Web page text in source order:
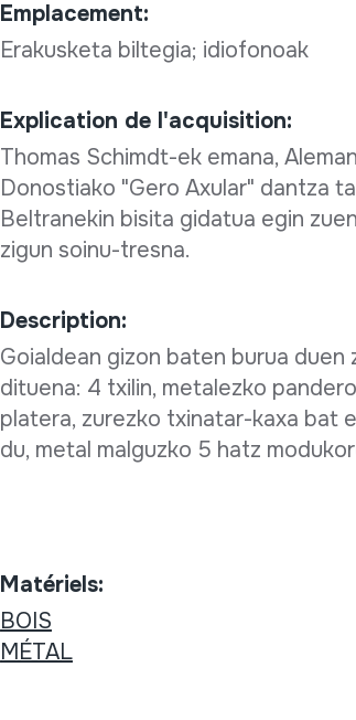
Emplacement:
Erakusketa biltegia; idiofonoak
Explication de l'acquisition:
Thomas Schimdt-ek emana,
Donostiako "Gero Axular" dantza
Beltranekin bisita gidatua egin
zigun soinu-tresna.
Description:
Goialdean gizon baten burua
dituena: 4 txilin, metalezko
platera, zurezko txinatar-kaxa bat
du, metal malguzko 5 hatz
Matériels:
BOIS
MÉTAL